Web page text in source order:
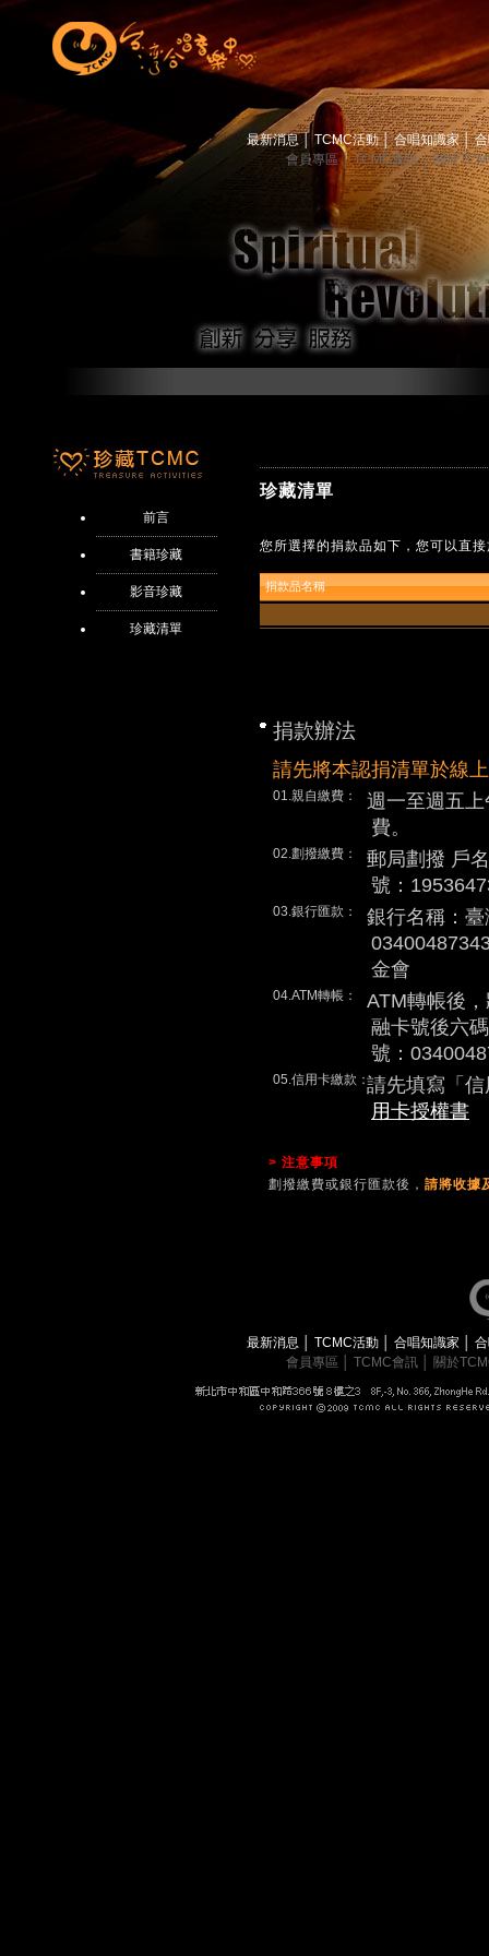
最新消息 TCMC活動│ 合唱知識家│
會員專區│ TCMC會訊│ 關於
前言
書籍珍藏
影音珍藏
珍藏清單
珍藏清單
您所選擇的捐款品如下，您可以直
捐款品名稱
捐款辦法
請先將本認捐清單於線
01.親自繳費：
週一至週五
費。
02.劃撥繳費：
郵局劃撥 戶
號：
03.銀行匯款：
銀行名稱：
金會
04.ATM轉帳：
ATM轉帳後
融卡號後六
號：
05.信用卡繳款：請先填寫「
用卡授權書
> 注意事項
劃撥繳費或銀行匯款後， 請將收據
最新消息 TCMC活動 合唱知識家
會員專區
TCMC會訊 關於